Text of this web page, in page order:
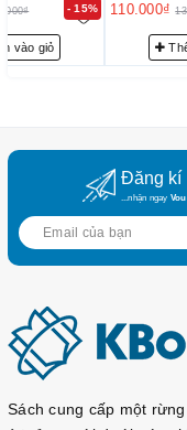
- 15%
vào giỏ
110.000₫
Đăng kí
...nhận ngay
Sách cung cấp một